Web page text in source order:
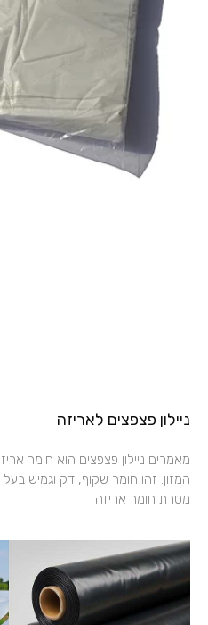
ניילון פצפצים לאריזה
מאמרים ניילון פצפצים הוא חומר
המזון. זהו חומר שקוף, דק וגמיש
מטרת חומר אריזה